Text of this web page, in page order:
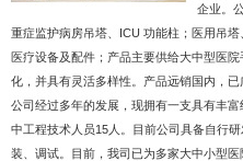
企业。
重症监护病房吊塔、ICU 功能柱；医用吊
医疗设备及配件；产品主要供给大中型医
化，并具有灵活多样性。产品远销国内，已
公司经过多年的发展，现拥有一支具有丰
中工程技术人员15人。目前公司具备自行
装、调试。目前，我司已为多家大中小型